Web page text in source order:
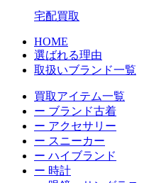
宅配買取
HOME
選ばれる理由
取扱いブランド一覧
買取アイテム一覧
ー ブランド古着
ー アクセサリー
ー スニーカー
ー ハイブランド
ー 時計